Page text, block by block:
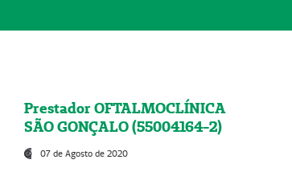
Prestador OFTALMOCLÍNICA
SÃO GONÇALO (55004164-2)
07 de Agosto de 2020